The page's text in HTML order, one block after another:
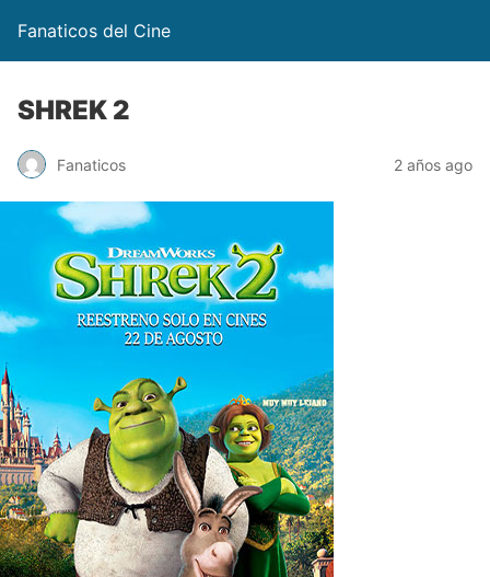
Fanaticos del Cine
SHREK 2
Fanaticos 2 años ago